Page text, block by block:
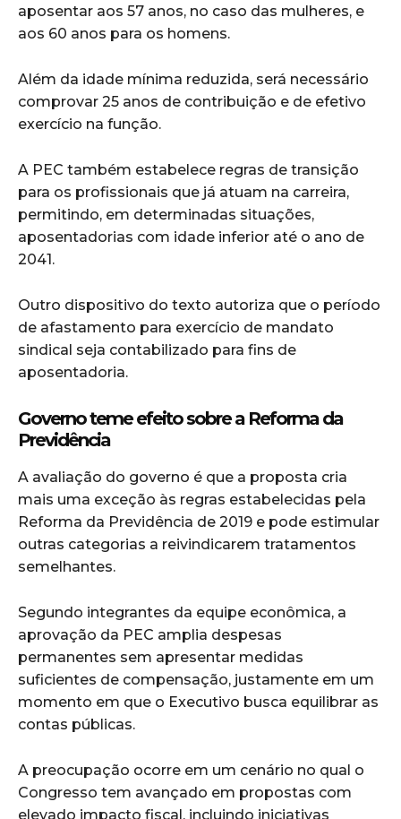
aposentar aos 57 anos, no caso das mulheres, e
aos 60 anos para os homens.
Além da idade mínima reduzida, será necessário
comprovar 25 anos de contribuição e de efetivo
exercício na função.
A PEC também estabelece regras de transição
para os profissionais que já atuam na carreira,
permitindo, em determinadas situações,
aposentadorias com idade inferior até o ano de
2041.
Outro dispositivo do texto autoriza que o período
de afastamento para exercício de mandato
sindical seja contabilizado para fins de
aposentadoria.
Governo teme efeito sobre a Reforma da
Previdência
A avaliação do governo é que a proposta cria
mais uma exceção às regras estabelecidas pela
Reforma da Previdência de 2019 e pode estimular
outras categorias a reivindicarem tratamentos
semelhantes.
Segundo integrantes da equipe econômica, a
aprovação da PEC amplia despesas
permanentes sem apresentar medidas
suficientes de compensação, justamente em um
momento em que o Executivo busca equilibrar as
contas públicas.
A preocupação ocorre em um cenário no qual o
Congresso tem avançado em propostas com
elevado impacto fiscal, incluindo iniciativas